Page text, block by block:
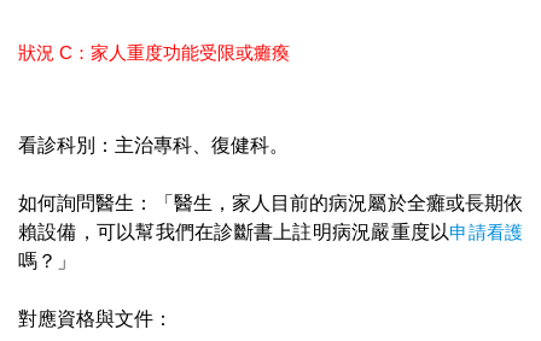
狀況 C：家人重度功能受限或癱瘓
看診科別：主治專科、復健科。
如何詢問醫生：「醫生，家人目前的病況屬於全癱或長期依
賴設備，可以幫我們在診斷書上註明病況嚴重度以申請看護
嗎？」
對應資格與文件：